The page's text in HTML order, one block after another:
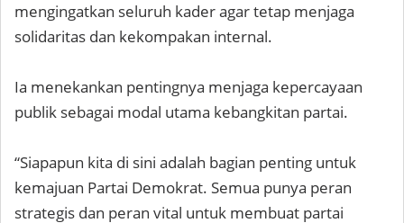
mengingatkan seluruh kader agar tetap menjaga
solidaritas dan kekompakan internal.
Ia menekankan pentingnya menjaga kepercayaan
publik sebagai modal utama kebangkitan partai.
“Siapapun kita di sini adalah bagian penting untuk
kemajuan Partai Demokrat. Semua punya peran
strategis dan peran vital untuk membuat partai